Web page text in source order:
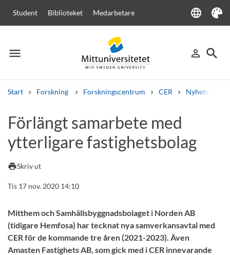
Student Biblioteket Medarbetare language
Language
Tema
menu
Meny person_outline
Logga in
search
Sök
Start Forskning Forskningscentrum CER Nyheter från
Andra söktjänster
Kurser och program Kursplaner Välkomstbrev Personal
Lediga jobb
Förlängt samarbete med
ytterligare fastighetsbolag
printSkriv ut
Tis 17 nov. 2020 14:10
Mitthem och Samhällsbyggnadsbolaget i Norden AB
(tidigare Hemfosa) har tecknat nya samverkansavtal med
CER för de kommande tre åren (2021-2023). Även
Amasten Fastighets AB, som gick med i CER innevarande